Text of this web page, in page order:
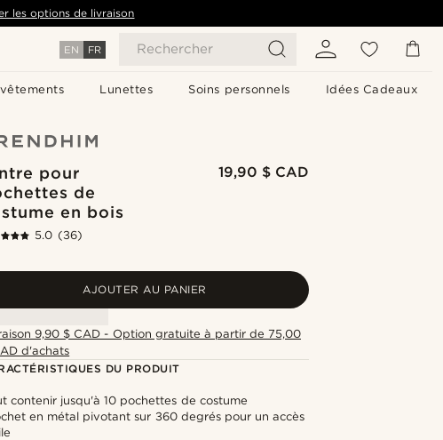
EN FR Rechercher
Lunettes Soins personnels Idées Cadeaux
les options de livraison
pour
de
en bois
19,90 $ CAD
5.0 (36)
AJOUTER AU PANIER
9,90 $ CAD - Option gratuite à partir de 75,00
d'achats
DU PRODUIT
contenir jusqu'à 10 pochettes de costume
en métal pivotant sur 360 degrés pour un accès